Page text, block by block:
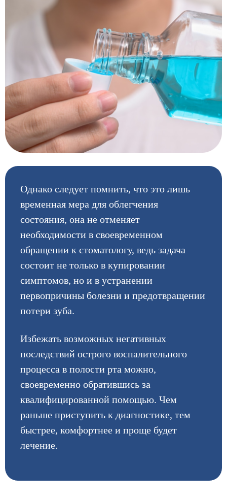
Однако следует помнить, что это лишь
временная мера для облегчения
состояния, она не отменяет
необходимости в своевременном
обращении к стоматологу, ведь задача
состоит не только в купировании
симптомов, но и в устранении
первопричины болезни и предотвращении
потери зуба.
Избежать возможных негативных
последствий острого воспалительного
процесса в полости рта можно,
своевременно обратившись за
квалифицированной помощью. Чем
раньше приступить к диагностике, тем
быстрее, комфортнее и проще будет
лечение.